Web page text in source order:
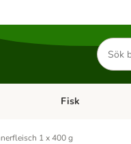
Sök
efter
menu: Katt Open category
Fisk
1 x 400 g